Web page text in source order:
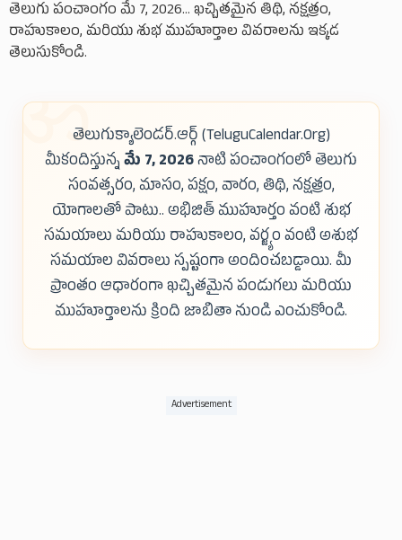
తెలుగు పంచాంగం మే 7, 2026... ఖచ్చితమైన తిథి, నక్షత్రం,
రాహుకాలం, మరియు శుభ ముహూర్తాల వివరాలను ఇక్కడ
తెలుసుకోండి.
తెలుగుక్యాలెండర్.ఆర్గ్ (TeluguCalendar.Org)
మీకందిస్తున్నమే 7, 2026నాటి పంచాంగంలో తెలుగు
సంవత్సరం, మాసం, పక్షం, వారం, తిథి, నక్షత్రం,
యోగాలతో పాటు.. అభిజిత్ ముహూర్తం వంటి శుభ
సమయాలు మరియు రాహుకాలం, వర్జ్యం వంటి అశుభ
సమయాల వివరాలు స్పష్టంగా అందించబడ్డాయి. మీ
ప్రాంతం ఆధారంగా ఖచ్చితమైన పండుగలు మరియు
ముహూర్తాలను క్రింది జాబితా నుండి ఎంచుకోండి.
Advertisement